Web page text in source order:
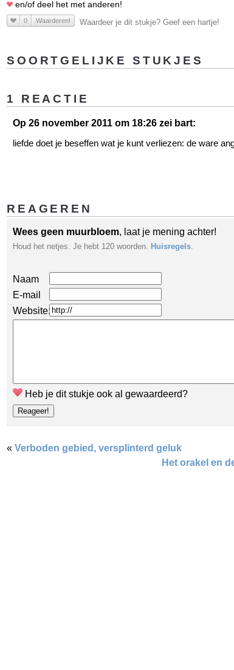
en/of deel het met anderen!
0 Waarderen! Waardeer je dit stukje? Geef een hartje!
SOORTGELIJKE STUKJES
1 REACTIE
Op 26 november 2011 om 18:26 zei bart:
liefde doet je beseffen wat je kunt verliezen: de ware
REAGEREN
Wees geen muurbloem, laat je mening achter!
Houd het netjes. Je hebt 120 woorden. Huisregels.
Naam
E-mail
Website:
Heb je dit stukje ook al gewaardeerd?
« Verboden gebied, versplinterd geluk
Het orakel en